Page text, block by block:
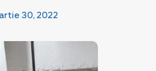
30, 2022